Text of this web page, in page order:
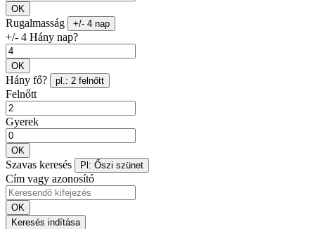
OK
Rugalmasság +/- 4 nap
+/- 4 Hány nap?
OK
Hány fő? pl.: 2 felnőtt
Felnőtt
Gyerek
OK
Szavas keresés Pl: Őszi szünet
Cím vagy azonosító
OK
Keresés indítása